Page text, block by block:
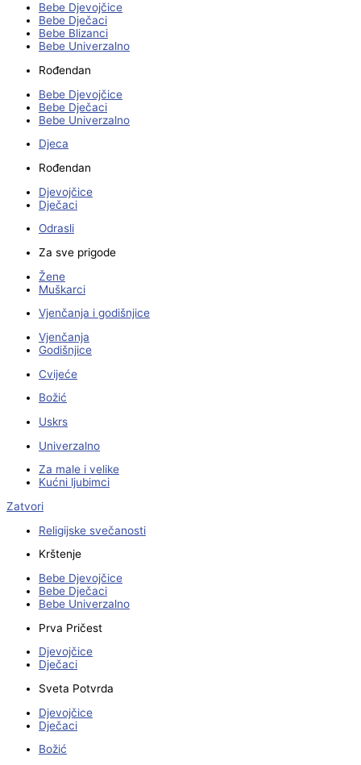
Bebe Djevojčice
Bebe Dječaci
Bebe Blizanci
Bebe Univerzalno
Rođendan
Bebe Djevojčice
Bebe Dječaci
Bebe Univerzalno
Djeca
Rođendan
Djevojčice
Dječaci
Odrasli
Za sve prigode
Žene
Muškarci
Vjenčanja i godišnjice
Vjenčanja
Godišnjice
Cvijeće
Božić
Uskrs
Univerzalno
Za male i velike
Kućni ljubimci
Zatvori
Religijske svečanosti
Krštenje
Bebe Djevojčice
Bebe Dječaci
Bebe Univerzalno
Prva Pričest
Djevojčice
Dječaci
Sveta Potvrda
Djevojčice
Dječaci
Božić